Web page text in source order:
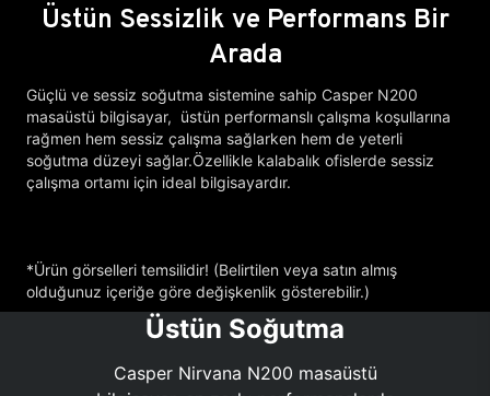
Üstün Sessizlik ve Performans Bir
Arada
Güçlü ve sessiz soğutma sistemine sahip Casper N200
masaüstü bilgisayar, üstün performanslı çalışma koşullarına
rağmen hem sessiz çalışma sağlarken hem de yeterli
soğutma düzeyi sağlar.Özellikle kalabalık ofislerde sessiz
çalışma ortamı için ideal bilgisayardır.
*Ürün görselleri temsilidir! (Belirtilen veya satın almış
olduğunuz içeriğe göre değişkenlik gösterebilir.)
Üstün Soğutma
Casper Nirvana N200 masaüstü